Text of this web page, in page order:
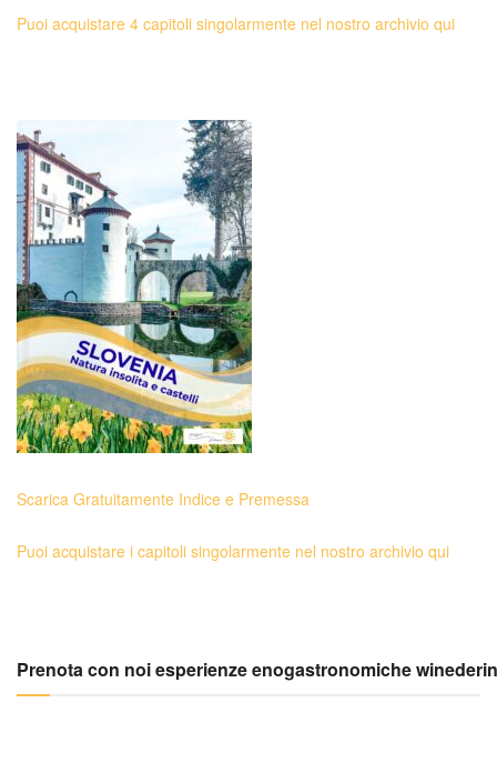
Puoi acquistare 4 capitoli singolarmente nel nostro archivio qui
Scarica Gratuitamente Indice e Premessa
Puoi acquistare i capitoli singolarmente nel nostro archivio qui
Prenota con noi esperienze enogastronomiche